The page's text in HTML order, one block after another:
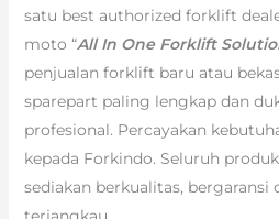
satu best authorized forklift
moto “All In One Forklift
penjualan forklift baru atau
sparepart paling lengkap dan
profesional. Percayakan
kepada Forkindo. Seluruh
sediakan berkualitas, bergaransi